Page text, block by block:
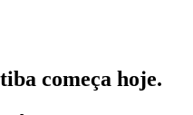
começa hoje.